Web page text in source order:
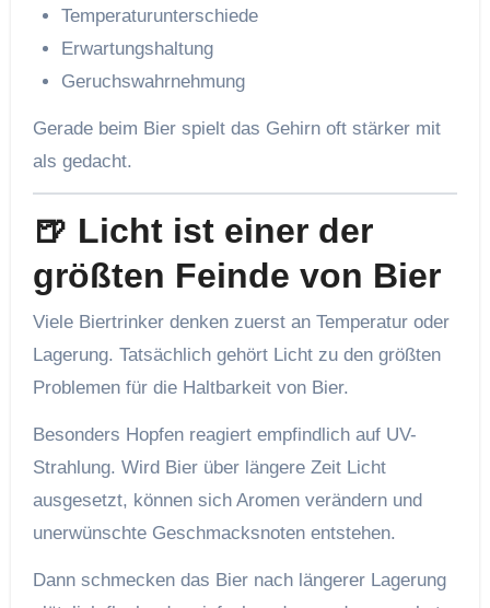
Temperaturunterschiede
Erwartungshaltung
Geruchswahrnehmung
Gerade beim Bier spielt das Gehirn oft stärker mit
als gedacht.
🍺 Licht ist einer der
größten Feinde von Bier
Viele Biertrinker denken zuerst an Temperatur oder
Lagerung. Tatsächlich gehört Licht zu den größten
Problemen für die Haltbarkeit von Bier.
Besonders Hopfen reagiert empfindlich auf UV-
Strahlung. Wird Bier über längere Zeit Licht
ausgesetzt, können sich Aromen verändern und
unerwünschte Geschmacksnoten entstehen.
Dann schmecken das Bier nach längerer Lagerung